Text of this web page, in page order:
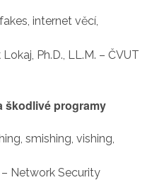
internet věcí,
Ph.D., LL.M. – ČVUT
škodlivé programy
smishing, vishing,
Network Security